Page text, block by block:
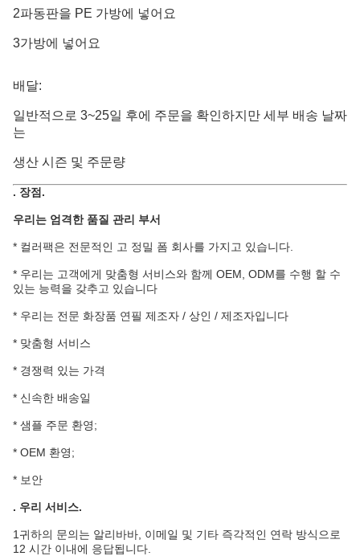
2파동판을 PE 가방에 넣어요
3가방에 넣어요
배달:
일반적으로 3~25일 후에 주문을 확인하지만 세부 배송 날짜
는
생산 시즌 및 주문량
. 장점 .
우리는 엄격한 품질 관리 부서
* 컬러팩은 전문적인 고 정밀 폼 회사를 가지고 있습니다.
* 우리는 고객에게 맞춤형 서비스와 함께 OEM, ODM를 수행 할 수
있는 능력을 갖추고 있습니다
* 우리는 전문 화장품 연필 제조자 / 상인 / 제조자입니다
* 맞춤형 서비스
* 경쟁력 있는 가격
* 신속한 배송일
* 샘플 주문 환영;
* OEM 환영;
* 보안
. 우리 서비스.
1귀하의 문의는 알리바바, 이메일 및 기타 즉각적인 연락 방식으로
12 시간 이내에 응답됩니다.